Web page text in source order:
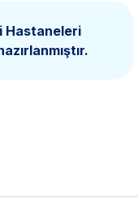
Hastaneleri